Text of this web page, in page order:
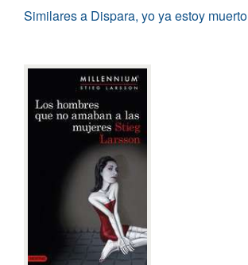
Similares a Dispara, yo ya estoy muerto